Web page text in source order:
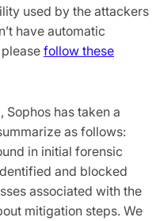
used by the attackers
have automatic
follow these
has taken a
as follows:
in initial forensic
and blocked
associated with the
mitigation steps. We